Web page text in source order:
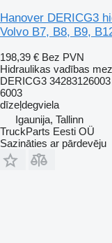
Hanover DERICG3
Volvo B7, B8, B9,
198,39 € Bez PVN
Hidraulikas vadības
DERICG3
6003
dīzeļdegviela
Igaunija, Tallinn
TruckParts Eesti OÜ
Sazināties ar pārdevēju